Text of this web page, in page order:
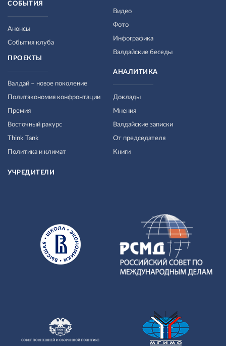
Видео
Фото
Инфографика
Валдайские беседы
СОБЫТИЯ
Анонсы
События клуба
ПРОЕКТЫ
Валдай – новое поколение
Политэкономия конфронтации
Премия
Восточный ракурс
Think Tank
Политика и климат
АНАЛИТИКА
Доклады
Мнения
Валдайские записки
От председателя
Книги
УЧРЕДИТЕЛИ